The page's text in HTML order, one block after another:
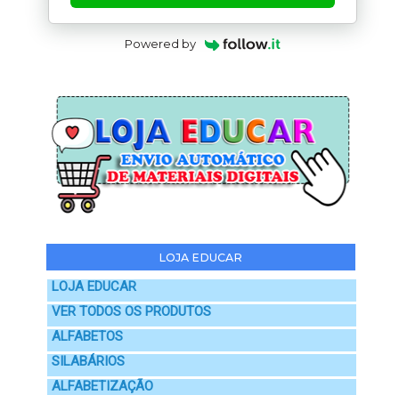
Powered by
LOJA EDUCAR
LOJA EDUCAR
VER TODOS OS PRODUTOS
ALFABETOS
SILABÁRIOS
ALFABETIZAÇÃO